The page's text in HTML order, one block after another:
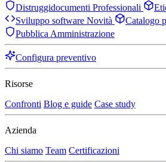
Distruggidocumenti Professionali
Sviluppo software Novità Catalogo
Pubblica Amministrazione
Configura preventivo
Risorse
Confronti Blog e guide Case study
Azienda
Chi siamo Team Certificazioni